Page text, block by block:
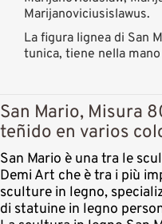
Marijanoviciusislawus.
La figura lignea di San
tunica, tiene nella
San Mario, Misura
teñido en varios
San Mario è una tra le
Demi Art che è tra i più
sculture in legno,
di statuine in legno